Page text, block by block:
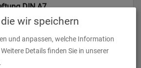
DIN A7
wir speichern
und anpassen, welche Information
Weitere Details finden Sie in unserer
.